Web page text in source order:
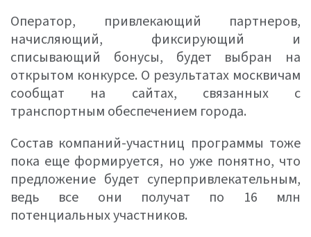
Оператор, привлекающий партнеров,
начисляющий, фиксирующий и
списывающий бонусы, будет выбран на
открытом конкурсе. О результатах москвичам
сообщат на сайтах, связанных с
транспортным обеспечением города.
Состав компаний-участниц программы тоже
пока еще формируется, но уже понятно, что
предложение будет суперпривлекательным,
ведь все они получат по 16 млн
потенциальных участников.